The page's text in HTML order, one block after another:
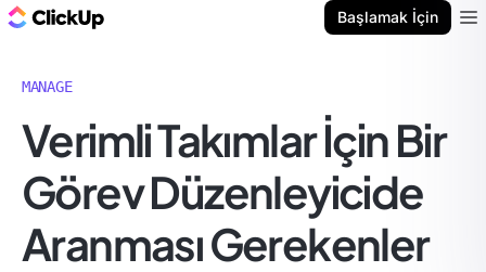
Başlamak İçin
MANAGE
Verimli Takımlar İçin Bir
Görev Düzenleyicide
Aranması Gerekenler